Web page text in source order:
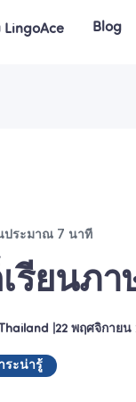
Blog
ประมาณ 7 นาที
รียนภา
Thailand 22 พฤศจิกายน
ระน่ารู้